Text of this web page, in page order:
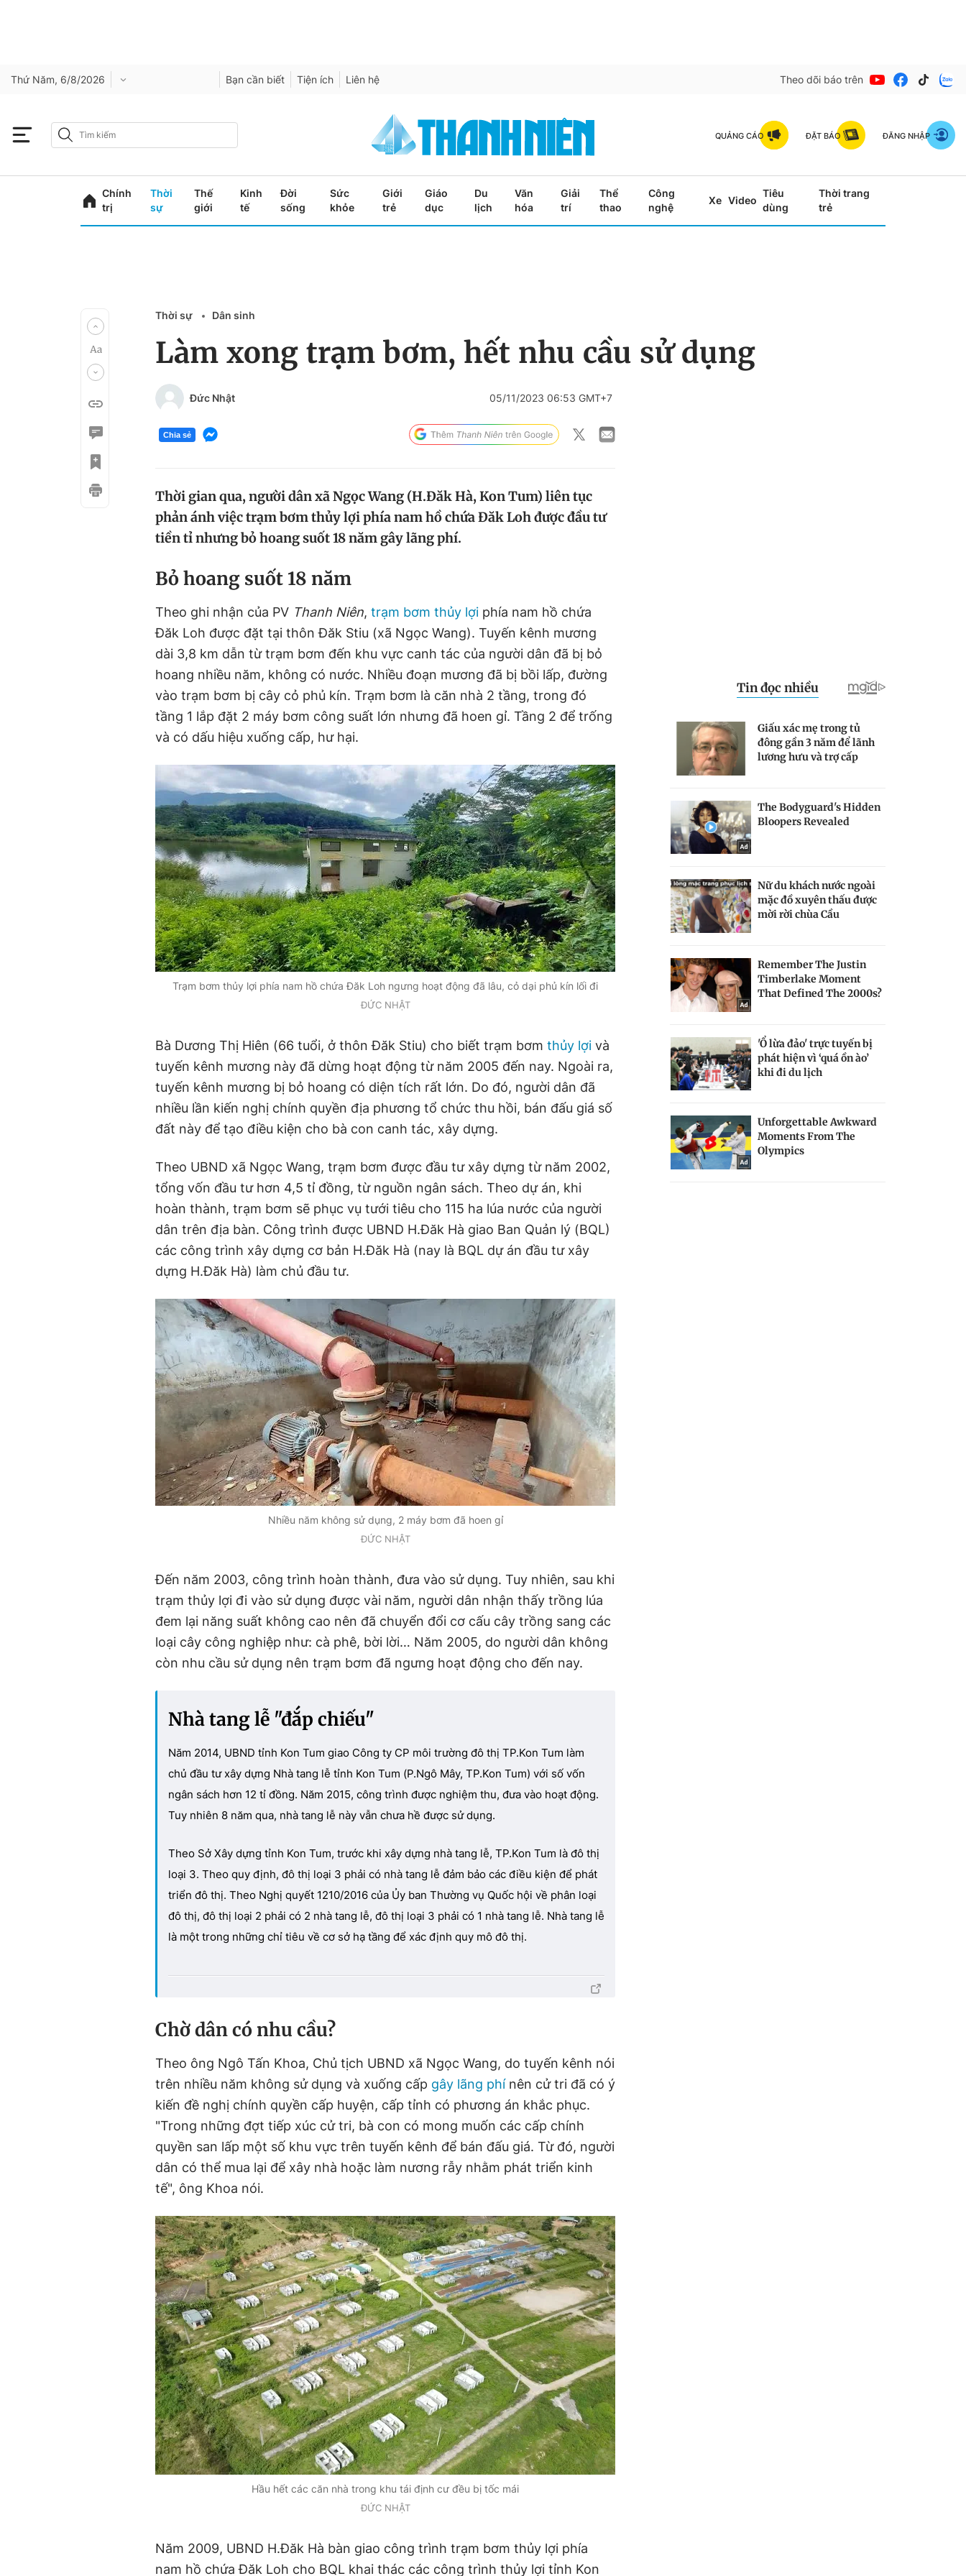
Thứ Năm, 6/8/2026 Bạn cần biết Tiện ích Liên hệ Theo dõi báo trên
QUẢNG CÁO ĐẶT BÁO ĐĂNG NHẬP
Chính
trị
Thời
sự
Thế
giới
Kinh
tế
Đời
sống
Sức
khỏe
Giới
trẻ
Giáo
dục
Du
lịch
Văn
hóa
Giải
trí
Thể
thao
Công
nghệ
Xe Video
Tiêu
dùng
Thời trang
trẻ
Thời sự Dân sinh
Làm xong trạm bơm, hết nhu cầu sử dụng
Đức Nhật 05/11/2023 06:53 GMT+7
Chia sẻ
Thời gian qua, người dân xã Ngọc Wang (H.Đăk Hà, Kon Tum) liên tục
phản ánh việc trạm bơm thủy lợi phía nam hồ chứa Đăk Loh được đầu tư
tiền tỉ nhưng bỏ hoang suốt 18 năm gây lãng phí.
Bỏ hoang suốt 18 năm
Theo ghi nhận của PV Thanh Niên, trạm bơm thủy lợi phía nam hồ chứa
Đăk Loh được đặt tại thôn Đăk Stiu (xã Ngọc Wang). Tuyến kênh mương
dài 3,8 km dẫn từ trạm bơm đến khu vực canh tác của người dân đã bị bỏ
hoang nhiều năm, không có nước. Nhiều đoạn mương đã bị bồi lấp, đường
vào trạm bơm bị cây cỏ phủ kín. Trạm bơm là căn nhà 2 tầng, trong đó
tầng 1 lắp đặt 2 máy bơm công suất lớn nhưng đã hoen gỉ. Tầng 2 để trống
và có dấu hiệu xuống cấp, hư hại.
Trạm bơm thủy lợi phía nam hồ chứa Đăk Loh ngưng hoạt động đã lâu, cỏ dại phủ kín lối đi
ĐỨC NHẬT
Bà Dương Thị Hiên (66 tuổi, ở thôn Đăk Stiu) cho biết trạm bơm thủy lợi và
tuyến kênh mương này đã dừng hoạt động từ năm 2005 đến nay. Ngoài ra,
tuyến kênh mương bị bỏ hoang có diện tích rất lớn. Do đó, người dân đã
nhiều lần kiến nghị chính quyền địa phương tổ chức thu hồi, bán đấu giá số
đất này để tạo điều kiện cho bà con canh tác, xây dựng.
Theo UBND xã Ngọc Wang, trạm bơm được đầu tư xây dựng từ năm 2002,
tổng vốn đầu tư hơn 4,5 tỉ đồng, từ nguồn ngân sách. Theo dự án, khi
hoàn thành, trạm bơm sẽ phục vụ tưới tiêu cho 115 ha lúa nước của người
dân trên địa bàn. Công trình được UBND H.Đăk Hà giao Ban Quản lý (BQL)
các công trình xây dựng cơ bản H.Đăk Hà (nay là BQL dự án đầu tư xây
dựng H.Đăk Hà) làm chủ đầu tư.
Nhiều năm không sử dụng, 2 máy bơm đã hoen gỉ
ĐỨC NHẬT
Đến năm 2003, công trình hoàn thành, đưa vào sử dụng. Tuy nhiên, sau khi
trạm thủy lợi đi vào sử dụng được vài năm, người dân nhận thấy trồng lúa
đem lại năng suất không cao nên đã chuyển đổi cơ cấu cây trồng sang các
loại cây công nghiệp như: cà phê, bời lời… Năm 2005, do người dân không
còn nhu cầu sử dụng nên trạm bơm đã ngưng hoạt động cho đến nay.
Nhà tang lễ "đắp chiếu"
Năm 2014, UBND tỉnh Kon Tum giao Công ty CP môi trường đô thị TP.Kon Tum làm
chủ đầu tư xây dựng Nhà tang lễ tỉnh Kon Tum (P.Ngô Mây, TP.Kon Tum) với số vốn
ngân sách hơn 12 tỉ đồng. Năm 2015, công trình được nghiệm thu, đưa vào hoạt động.
Tuy nhiên 8 năm qua, nhà tang lễ này vẫn chưa hề được sử dụng.
Theo Sở Xây dựng tỉnh Kon Tum, trước khi xây dựng nhà tang lễ, TP.Kon Tum là đô thị
loại 3. Theo quy định, đô thị loại 3 phải có nhà tang lễ đảm bảo các điều kiện để phát
triển đô thị. Theo Nghị quyết 1210/2016 của Ủy ban Thường vụ Quốc hội về phân loại
đô thị, đô thị loại 2 phải có 2 nhà tang lễ, đô thị loại 3 phải có 1 nhà tang lễ. Nhà tang lễ
là một trong những chỉ tiêu về cơ sở hạ tầng để xác định quy mô đô thị.
Chờ dân có nhu cầu?
Theo ông Ngô Tấn Khoa, Chủ tịch UBND xã Ngọc Wang, do tuyến kênh nói
trên nhiều năm không sử dụng và xuống cấp gây lãng phí nên cử tri đã có ý
kiến đề nghị chính quyền cấp huyện, cấp tỉnh có phương án khắc phục.
"Trong những đợt tiếp xúc cử tri, bà con có mong muốn các cấp chính
quyền san lấp một số khu vực trên tuyến kênh để bán đấu giá. Từ đó, người
dân có thể mua lại để xây nhà hoặc làm nương rẫy nhằm phát triển kinh
tế", ông Khoa nói.
Hầu hết các căn nhà trong khu tái định cư đều bị tốc mái
ĐỨC NHẬT
Năm 2009, UBND H.Đăk Hà bàn giao công trình trạm bơm thủy lợi phía
nam hồ chứa Đăk Loh cho BQL khai thác các công trình thủy lợi tỉnh Kon